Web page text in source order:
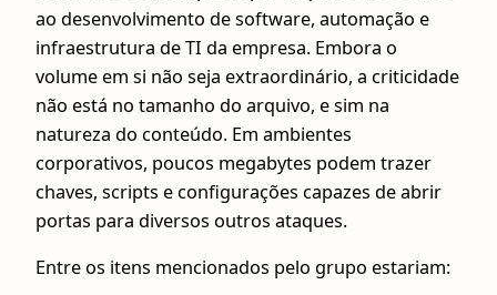
ao desenvolvimento de software, automação e
infraestrutura de TI da empresa. Embora o
volume em si não seja extraordinário, a criticidade
não está no tamanho do arquivo, e sim na
natureza do conteúdo. Em ambientes
corporativos, poucos megabytes podem trazer
chaves, scripts e configurações capazes de abrir
portas para diversos outros ataques.
Entre os itens mencionados pelo grupo estariam: